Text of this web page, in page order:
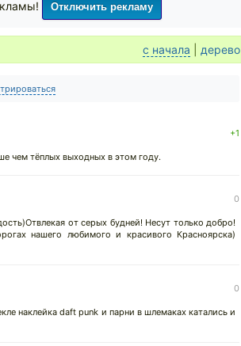
Отключить рекламу
с начала дерево
+1
чем тёплых выходных в этом году.
0
от серых будней! Несут только добро!
нашего любимого и красивого Красноярска)
0
наклейка daft punk и парни в шлемаках катались и